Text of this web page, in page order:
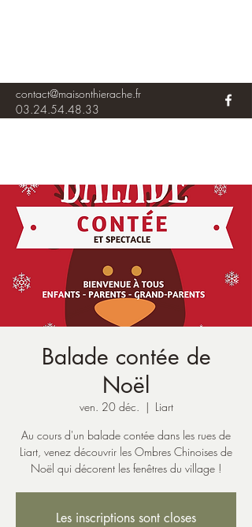
contact@maisonthierache.fr
03.24.54.48.33
Balade contée de
Noël
ven. 20 déc.
  |
Liart
Au cours d'un balade contée dans les rues de
Liart, venez découvrir les Ombres Chinoises de
Noël qui décorent les fenêtres du village !
Les inscriptions sont closes